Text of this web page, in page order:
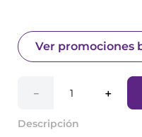
Ver promociones
＋
－
Descripción